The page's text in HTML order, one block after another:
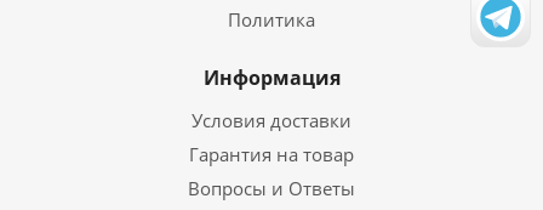
Политика
Информация
Условия доставки
Гарантия на товар
Вопросы и Ответы